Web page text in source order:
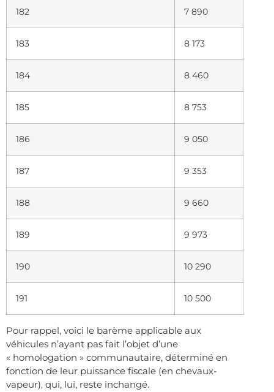
182 7 890
183 8 173
184 8 460
185 8 753
186 9 050
187 9 353
188 9 660
189 9 973
190 10 290
191 10 500
Pour rappel, voici le barème applicable aux
véhicules n’ayant pas fait l’objet d’une
« homologation » communautaire, déterminé en
fonction de leur puissance fiscale (en chevaux-
vapeur), qui, lui, reste inchangé.